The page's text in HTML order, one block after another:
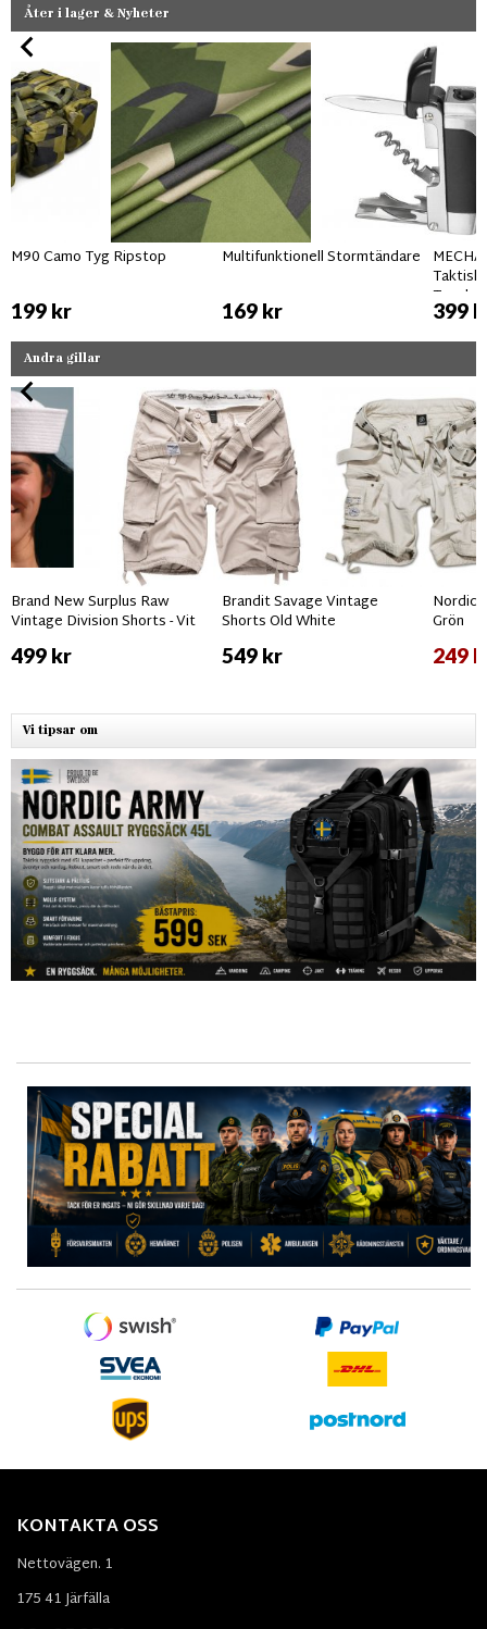
Åter i lager & Nyheter
M90 Camo Tyg Ripstop
199 kr
Multifunktionell Stormtändare
169 kr 399
Andra gillar
Brand New Surplus Raw
Vintage Division Shorts - Vit
499 kr
Brandit Savage Vintage
Shorts Old White
549 kr
Nordic
Grön
249
Vi tipsar om
KONTAKTA OSS
Nettovägen. 1
175 41 Järfälla